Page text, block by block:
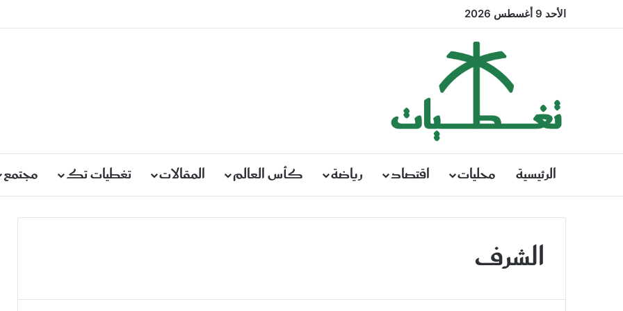
الأحد 9 أغسطس 2026
الرئيسية محليات اقتصاد رياضة كأس العالم المقالات تغطيات تك مجتمع
الشرف